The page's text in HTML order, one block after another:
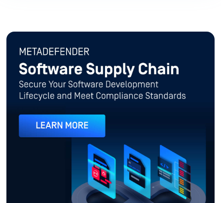
MetaDefender Software
Bảo mật quá trình phát triển phần mềm và đảm bảo tuân thủ